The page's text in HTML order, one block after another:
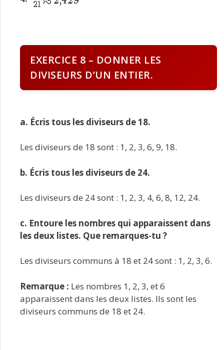
EXERCICE 8 – DONNER LES
DIVISEURS D’UN ENTIER.
a. Écris tous les diviseurs de 18.
Les diviseurs de 18 sont : 1, 2, 3, 6, 9, 18.
b. Écris tous les diviseurs de 24.
Les diviseurs de 24 sont : 1, 2, 3, 4, 6, 8, 12, 24.
c. Entoure les nombres qui apparaissent dans
les deux listes. Que remarques-tu ?
Les diviseurs communs à 18 et 24 sont : 1, 2, 3, 6.
Remarque : Les nombres 1, 2, 3, et 6
apparaissent dans les deux listes. Ils sont les
diviseurs communs de 18 et 24.